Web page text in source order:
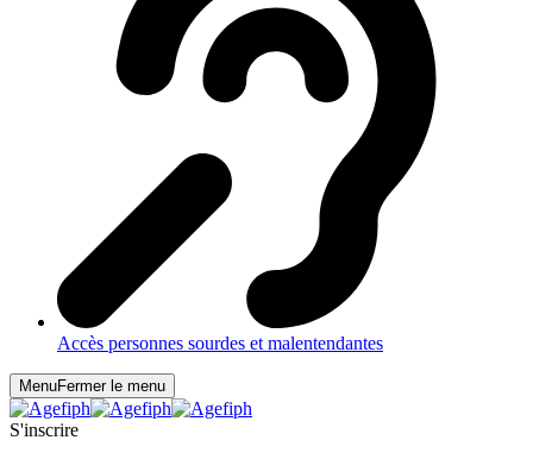
Accès personnes sourdes et malentendantes
MenuFermer le menu
S'inscrire